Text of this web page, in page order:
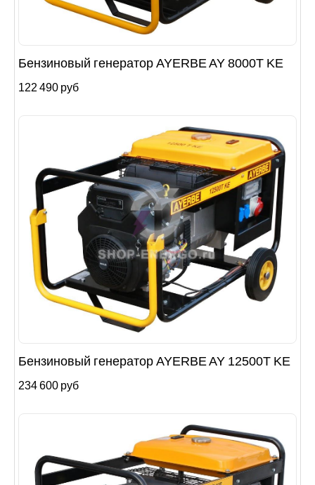
Бензиновый генератор AYERBE AY 8000T KE
122 490 руб
Бензиновый генератор AYERBE AY 12500T KE
234 600 руб